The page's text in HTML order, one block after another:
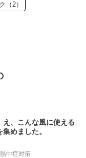
（2）
え、こんな風に使える
めました。
熱中症対策